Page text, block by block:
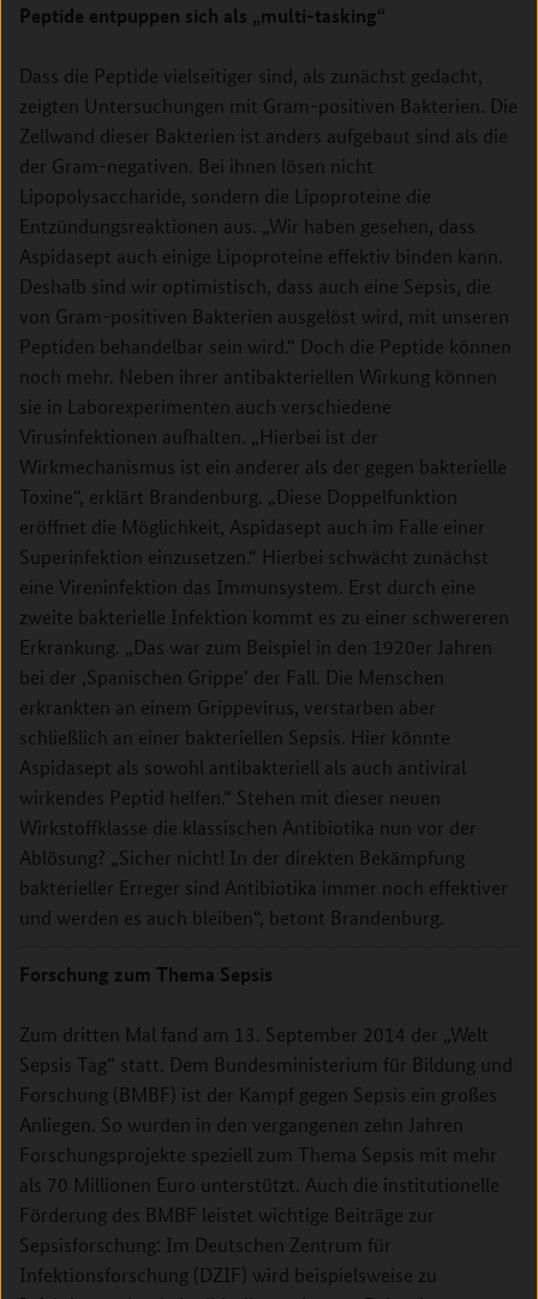
Peptide entpuppen sich als „multi-tasking“
Dass die Peptide vielseitiger sind, als zunächst gedacht,
zeigten Untersuchungen mit Gram-positiven Bakterien. Die
Zellwand dieser Bakterien ist anders aufgebaut sind als die
der Gram-negativen. Bei ihnen lösen nicht
Lipopolysaccharide, sondern die Lipoproteine die
Entzündungsreaktionen aus. „Wir haben gesehen, dass
Aspidasept auch einige Lipoproteine effektiv binden kann.
Deshalb sind wir optimistisch, dass auch eine Sepsis, die
von Gram-positiven Bakterien ausgelöst wird, mit unseren
Peptiden behandelbar sein wird.“ Doch die Peptide können
noch mehr. Neben ihrer antibakteriellen Wirkung können
sie in Laborexperimenten auch verschiedene
Virusinfektionen aufhalten. „Hierbei ist der
Wirkmechanismus ist ein anderer als der gegen bakterielle
Toxine“, erklärt Brandenburg. „Diese Doppelfunktion
eröffnet die Möglichkeit, Aspidasept auch im Falle einer
Superinfektion einzusetzen.“ Hierbei schwächt zunächst
eine Vireninfektion das Immunsystem. Erst durch eine
zweite bakterielle Infektion kommt es zu einer schwereren
Erkrankung. „Das war zum Beispiel in den 1920er Jahren
bei der ‚Spanischen Grippe‘ der Fall. Die Menschen
erkrankten an einem Grippevirus, verstarben aber
schließlich an einer bakteriellen Sepsis. Hier könnte
Aspidasept als sowohl antibakteriell als auch antiviral
wirkendes Peptid helfen.“ Stehen mit dieser neuen
Wirkstoffklasse die klassischen Antibiotika nun vor der
Ablösung? „Sicher nicht! In der direkten Bekämpfung
bakterieller Erreger sind Antibiotika immer noch effektiver
und werden es auch bleiben“, betont Brandenburg.
Forschung zum Thema Sepsis
Zum dritten Mal fand am 13. September 2014 der „Welt
Sepsis Tag“ statt. Dem Bundesministerium für Bildung und
Forschung (BMBF) ist der Kampf gegen Sepsis ein großes
Anliegen. So wurden in den vergangenen zehn Jahren
Forschungsprojekte speziell zum Thema Sepsis mit mehr
als 70 Millionen Euro unterstützt. Auch die institutionelle
Förderung des BMBF leistet wichtige Beiträge zur
Sepsisforschung: Im Deutschen Zentrum für
Infektionsforschung (DZIF) wird beispielsweise zu